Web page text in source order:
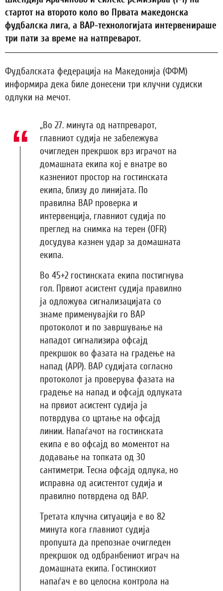
стартот на второто коло во Првата македонска
фудбалска лига, а ВАР-технологијата интервенираше
три пати за време на натпреварот.
Фудбалската федерација на Македонија (ФФМ)
информира дека биле донесени три клучни судиски
одлуки на мечот.
„Во 27. минута од натпреварот,
главниот судија не забележува
очигледен прекршок врз играчот на
домашната екипа кој е внатре во
казнениот простор на гостинската
екипа, близу до линијата. По
правилна ВАР проверка и
интервенција, главниот судија по
преглед на снимка на терен (OFR)
досудува казнен удар за домашната
екипа.
Во 45+2 гостинската екипа постигнува
гол. Првиот асистент судија правилно
ја одложува сигнализацијата со
знаме применувајќи го ВАР
протоколот и по завршување на
нападот сигнализира офсајд
прекршок во фазата на градење на
напад (APP). ВАР судијата согласно
протоколот ја проверува фазата на
градење на напад и офсајд одлуката
на првиот асистент судија ја
потврдува со цртање на офсајд
линии. Напаѓачот на гостинската
екипа е во офсајд во моментот на
додавање на топката од 30
сантиметри. Тесна офсајд одлука, но
исправна од асистентот судија и
правилно потврдена од ВАР.
Третата клучна ситуација е во 82
минута кога главниот судија
пропушта да препознае очигледен
прекршок од одбранбениот играч на
домашната екипа. Гостинскиот
напаѓач е во целосна контрола на